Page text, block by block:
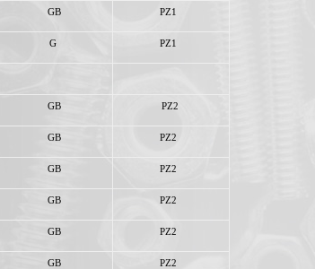
GB PZ1
G PZ1
GB PZ2
GB PZ2
GB PZ2
GB PZ2
GB PZ2
GB PZ2